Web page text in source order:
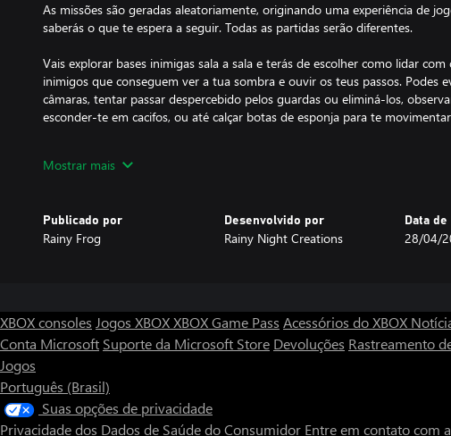
As missões são geradas aleatoriamente, originando uma experiência de
saberás o que te espera a seguir. Todas as partidas serão diferentes.
Vais explorar bases inimigas sala a sala e terás de escolher como lidar
inimigos que conseguem ver a tua sombra e ouvir os teus passos. Podes
câmaras, tentar passar despercebido pelos guardas ou eliminá-los,
esconder-te em cacifos, ou até calçar botas de esponja para te
aparelhos de hacking, explosivos, óculos de visão noturna, e muito mais. A
jogo.
nesse modo serão enviados para os placares globais de líderes, onde
primeiro lugar contra jogadores do mundo todo.
Mostrar mais
Publicado por
Rainy Frog
Desenvolvido por
Rainy Night Creations
Data
28/04/
XBOX consoles Jogos XBOXXBOX Game Pass Acessórios do XBOX
Conta Microsoft Suporte da Microsoft Store Devoluções Rastreamento
Jogos
Português (Brasil)
Suas opções de privacidade
Privacidade dos Dados de Saúde do Consumidor Entre em contato com